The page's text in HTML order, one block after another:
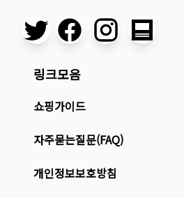
링크모음
쇼핑가이드
자주묻는질문(FAQ)
개인정보보호방침